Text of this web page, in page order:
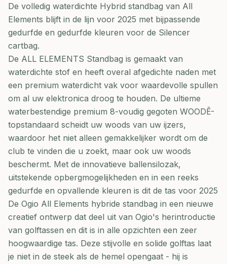
De volledig waterdichte Hybrid standbag van All
Elements blijft in de lijn voor 2025 met bijpassende
gedurfde en gedurfde kleuren voor de Silencer
cartbag.
De ALL ELEMENTS Standbag is gemaakt van
waterdichte stof en heeft overal afgedichte naden met
een premium waterdicht vak voor waardevolle spullen
om al uw elektronica droog te houden. De ultieme
waterbestendige premium 8-voudig gegoten WOODĒ-
topstandaard scheidt uw woods van uw ijzers,
waardoor het niet alleen gemakkelijker wordt om de
club te vinden die u zoekt, maar ook uw woods
beschermt. Met de innovatieve ballensilozak,
uitstekende opbergmogelijkheden en in een reeks
gedurfde en opvallende kleuren is dit de tas voor 2025
De Ogio All Elements hybride standbag in een nieuwe
creatief ontwerp dat deel uit van Ogio's herintroductie
van golftassen en dit is in alle opzichten een zeer
hoogwaardige tas. Deze stijvolle en solide golftas laat
je niet in de steek als de hemel opengaat - hij is